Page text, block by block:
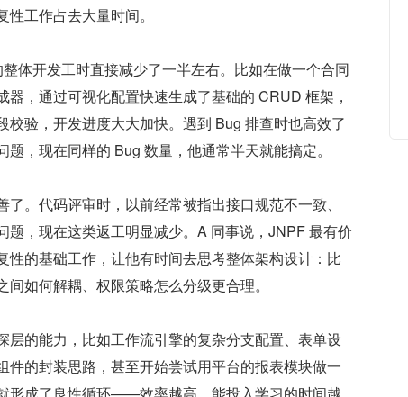
工作占去大量时间。
体开发工时直接减少了一半左右。比如在做一个合同
，通过可视化配置快速生成了基础的 CRUD 框架，
校验，开发进度大大加快。遇到 Bug 排查时也高效了
，现在同样的 Bug 数量，他通常半天就能搞定。
。代码评审时，以前经常被指出接口规范不一致、
题，现在这类返工明显减少。A 同事说，JNPF 最有价
性的基础工作，让他有时间去思考整体架构设计：比
如何解耦、权限策略怎么分级更合理。
层的能力，比如工作流引擎的复杂分支配置、表单设
件的封装思路，甚至开始尝试用平台的报表模块做一